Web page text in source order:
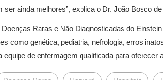
ser ainda melhores”, explica o Dr. João Bosco
Raras e Não Diagnosticadas do
como genética, pediatria, nefrologia, erros
equipe de enfermagem qualificada para oferecer